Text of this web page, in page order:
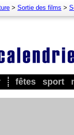
fêtes sport
> Sortie des films >